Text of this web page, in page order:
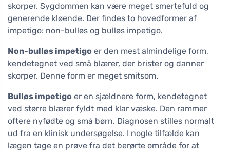
skorper. Sygdommen kan være meget smertefuld og
generende kløende. Der findes to hovedformer af
impetigo: non-bulløs og bulløs impetigo.
Non-bulløs impetigo er den mest almindelige form,
kendetegnet ved små blærer, der brister og danner
skorper. Denne form er meget smitsom.
Bulløs impetigo er en sjældnere form, kendetegnet
ved større blærer fyldt med klar væske. Den rammer
oftere nyfødte og små børn. Diagnosen stilles normalt
ud fra en klinisk undersøgelse. I nogle tilfælde kan
lægen tage en prøve fra det berørte område for at